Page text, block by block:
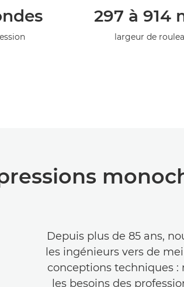
297 à 914
largeur de
Depuis plus de 85 ans,
les ingénieurs vers de
conceptions techniques
les besoins des